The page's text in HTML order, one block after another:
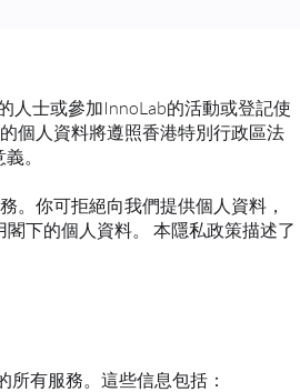
人士或參加InnoLab的活動或登記使
個人資料將遵照香港特別行政區法
。
。你可拒絕向我們提供個人資料，
下的個人資料。 本隱私政策描述了
有服務。這些信息包括：